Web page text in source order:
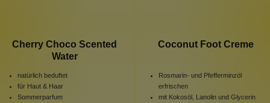
Cherry Choco Scented
Water
natürlich beduftet
für Haut & Haar
Sommerparfum
Coconut Foot Creme
Rosmarin- und Pfefferminzöl
erfrischen
mit Kokosöl, Lanolin und Glycerin